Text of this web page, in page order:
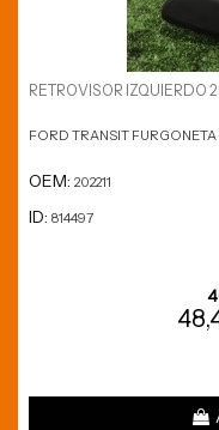
RETROVISOR IZQUIERDO
FORD TRANSIT FURGONETA
OEM: 202211
ID: 814497